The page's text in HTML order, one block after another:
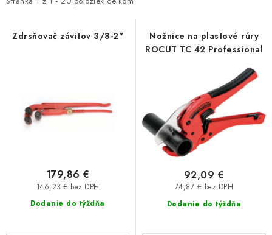
Kúrenie a chladenie
Komíny a dymovody
Filtrovanie a úprava vody
Vetranie a rekuperácia
Kúpeľňa a sanita
pZdrsňovač závitov 3/8-2"
Dodanie do týždňa
146,23 € bez DPH
179,86 €
Nožnice na plastové rúry
ROCUT TC 42 Professional
Dodanie do týždňa
74,87 € bez DPH
92,09 €